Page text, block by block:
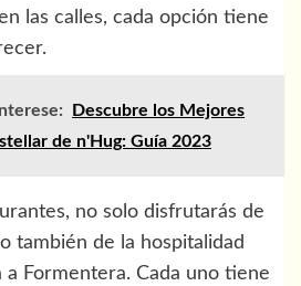
las calles, cada opción tiene
Descubre los Mejores
de n'Hug: Guía 2023
no solo disfrutarás de
también de la hospitalidad
a Formentera. Cada uno tiene